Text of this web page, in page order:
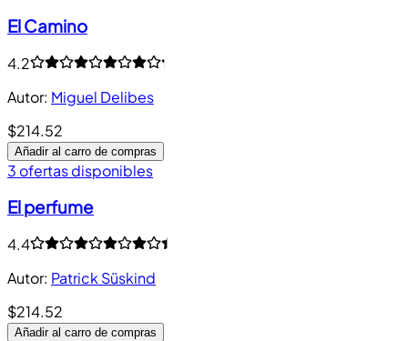
El Camino
4.2
Autor: Miguel Delibes
$214.52
Añadir al carro de compras
3 ofertas disponibles
El perfume
4.4
Autor: Patrick Süskind
$214.52
Añadir al carro de compras